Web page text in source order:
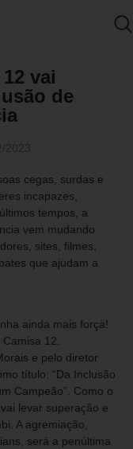
vai
de
cegas, surdas e
incapazes,
tempos, a
vem mudando
sites, filmes,
que ajudam a
ainda mais força!
12.
e pelo diretor
título: “Da Inclusão
Campeão”. Como o
levar superação e
A agremiação,
será a penúltima